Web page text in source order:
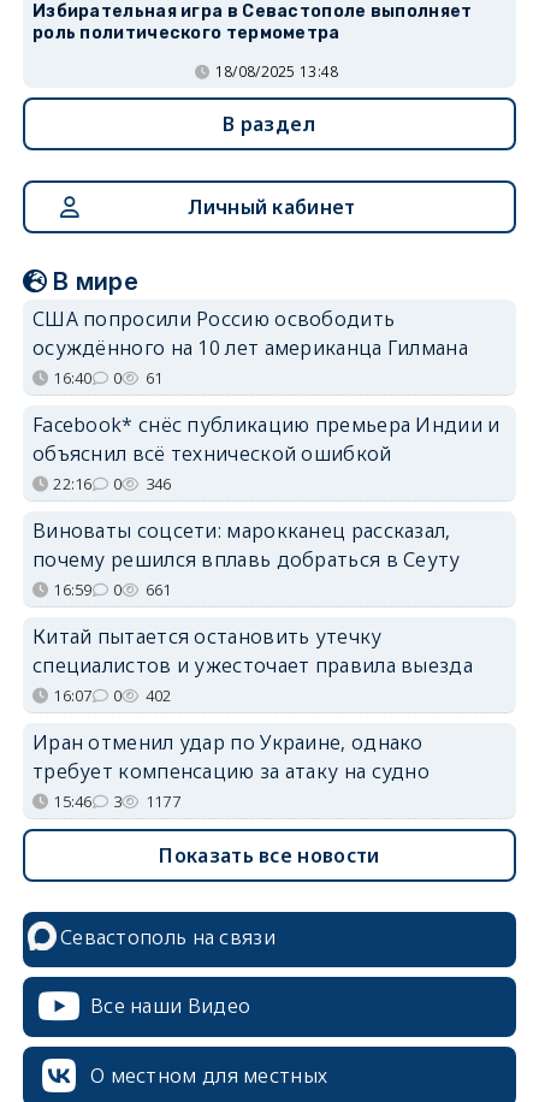
Избирательная игра в Севастополе выполняет
роль политического термометра
18/08/2025 13:48
В раздел
Личный кабинет
В мире
США попросили Россию освободить
осуждённого на 10 лет американца Гилмана
16:40 0 61
Facebook* снёс публикацию премьера Индии и
объяснил всё технической ошибкой
22:16 0 346
Виноваты соцсети: марокканец рассказал,
почему решился вплавь добраться в Сеуту
16:59 0 661
Китай пытается остановить утечку
специалистов и ужесточает правила выезда
16:07 0 402
Иран отменил удар по Украине, однако
требует компенсацию за атаку на судно
15:46 3 1177
Показать все новости
Севастополь на связи
Все наши Видео
О местном для местных